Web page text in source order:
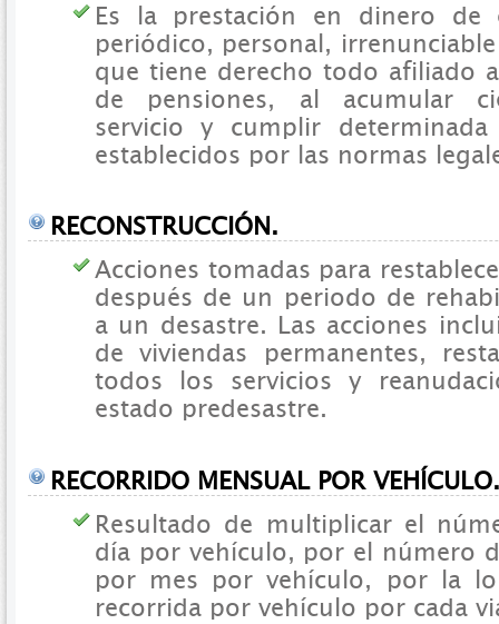
Es la prestación en dinero de
periódico, personal,
que tiene derecho todo afiliado
de pensiones, al acumular
servicio y cumplir
establecidos por las normas
RECONSTRUCCIÓN.
Acciones tomadas para
después de un periodo de
a un desastre. Las acciones
de viviendas permanentes,
todos los servicios y
estado predesastre.
RECORRIDO MENSUAL POR VEHÍCULO.
Resultado de multiplicar el
día por vehículo, por el número
por mes por vehículo, por la
recorrida por vehículo por cada